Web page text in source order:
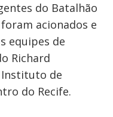
do Batalhão
acionados e
equipes de
Richard
Instituto de
do Recife.